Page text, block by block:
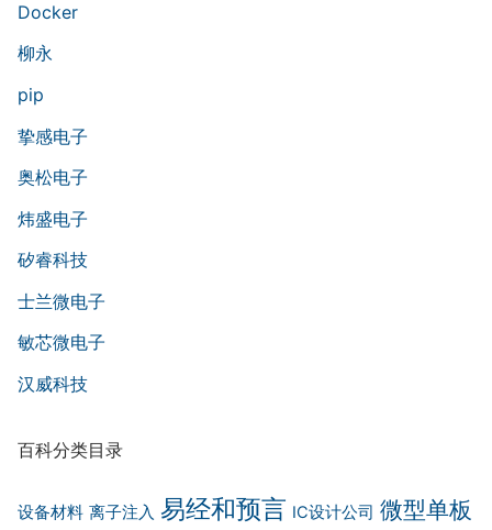
Docker
柳永
pip
挚感电子
奥松电子
炜盛电子
矽睿科技
士兰微电子
敏芯微电子
汉威科技
百科分类目录
设备材料 离子注入 易经和预言 IC设计公司 微型单板